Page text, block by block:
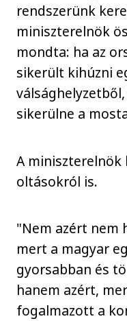
rendszerünk
miniszterelnök
mondta: ha az
sikerült kihúzni
sikerülne a
A miniszterelnök
oltásokról is.
"Nem azért nem
mert a magyar
gyorsabban és
hanem azért,
fogalmazott a